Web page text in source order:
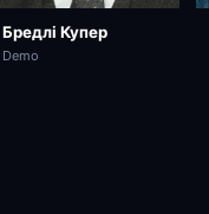
Бредлі Купер
Demo